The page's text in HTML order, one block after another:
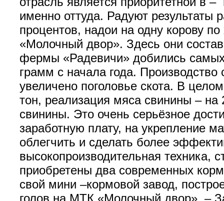
именно оттуда. Радуют
процентов, надои на одну корову
«Молочный двор». Здесь они
фермы «Радевичи» добились
грамм с начала года.
увеличено поголовье скота. В
тон, реализация мяса свинины – на
свинины. Это очень серьёзное
заработную плату, на укрепление
облегчить и сделать более
высокопроизводительная техника,
приобретены два современных
свой мини –кормовой завод,
голов на МТК «Молочный двор». –